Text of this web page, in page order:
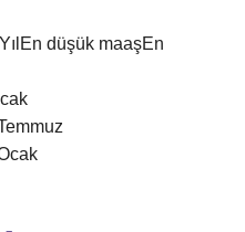
düşük maaşEn